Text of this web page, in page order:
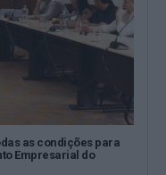
as condições para
Empresarial do